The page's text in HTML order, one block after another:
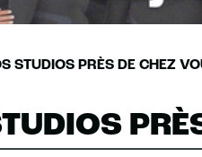
STUDIOS PRÈS DE CHEZ